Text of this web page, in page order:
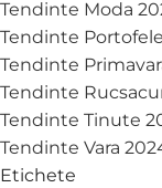
Tendinte Moda
Tendinte
Tendinte
Tendinte
Tendinte Tinute
Tendinte Vara
Etichete